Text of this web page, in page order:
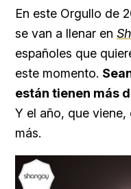
En este Orgullo de
se van a llenar en
españoles que
este momento.
están tienen más
Y el año, que viene,
más.